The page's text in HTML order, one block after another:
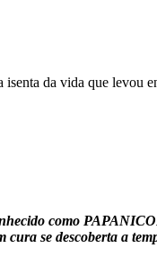
isenta da vida que levou
como
se descoberta a